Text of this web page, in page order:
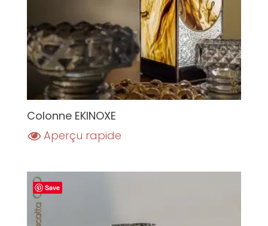
Colonne EKINOXE
Aperçu rapide
Save